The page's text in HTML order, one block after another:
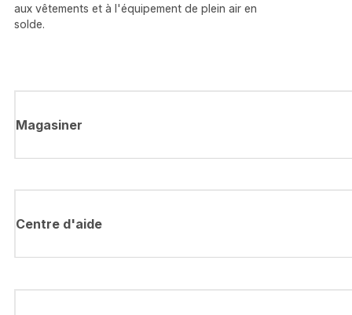
aux vêtements et à l'équipement de plein air en
solde.
Magasiner
Centre d'aide